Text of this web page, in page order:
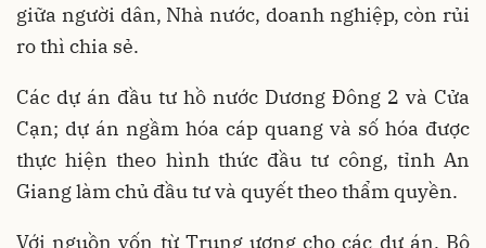
giữa người dân, Nhà nước, doanh nghiệp, còn rủi
ro thì chia sẻ.
Các dự án đầu tư hồ nước Dương Đông 2 và Cửa
Cạn; dự án ngầm hóa cáp quang và số hóa được
thực hiện theo hình thức đầu tư công, tỉnh An
Giang làm chủ đầu tư và quyết theo thẩm quyền.
Với nguồn vốn từ Trung ương cho các dự án, Bộ